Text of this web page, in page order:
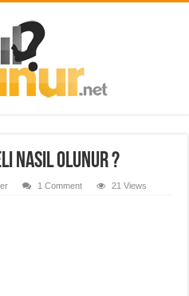
Nasıl Olunur ?
1 Comment 21 Views